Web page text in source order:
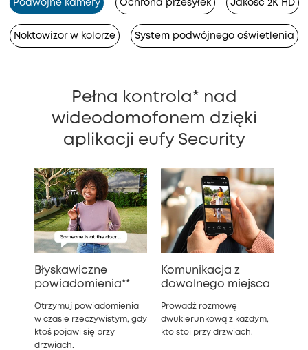
Podwójne kamery Ochrona przesyłek Jakość 2K HD
Noktowizor w kolorze System podwójnego oświetlenia
Pełna kontrola* nad
wideodomofonem dzięki
aplikacji eufy Security
Błyskawiczne
powiadomienia**
Otrzymuj powiadomienia
w czasie rzeczywistym, gdy
ktoś pojawi się przy
drzwiach.
Komunikacja z
dowolnego miejsca
Prowadź rozmowę
dwukierunkową z każdym,
kto stoi przy drzwiach.